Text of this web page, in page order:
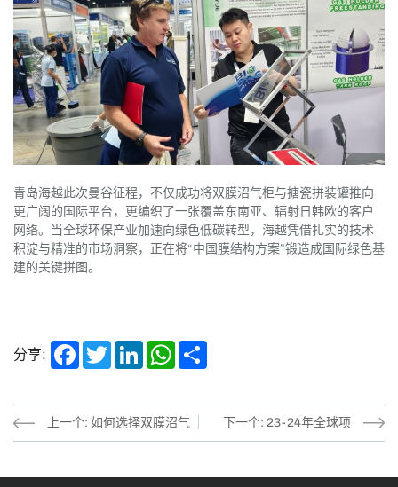
青岛海越此次曼谷征程，不仅成功将双膜沼气柜与搪瓷拼装罐推向
更广阔的国际平台，更编织了一张覆盖东南亚、辐射日韩欧的客户
网络。当全球环保产业加速向绿色低碳转型，海越凭借扎实的技术
积淀与精准的市场洞察，正在将“中国膜结构方案”锻造成国际绿色基
建的关键拼图。
分享: Facebook
TwitterLinkedInWhatsApp
上一个: 如何选择双膜沼气
下一个: 23-24年全球项